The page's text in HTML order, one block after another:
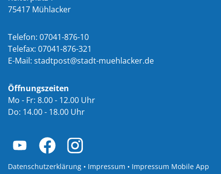
75417 Mühlacker
Telefon: 07041-876-10
Telefax: 07041-876-321
E-Mail: st dtp st st dt-m hl ck r d
Öffnungszeiten
Mo - Fr: 8.00 - 12.00 Uhr
Do: 14.00 - 18.00 Uhr
Datenschutzerklärung • Impressum • Impressum Mobile App